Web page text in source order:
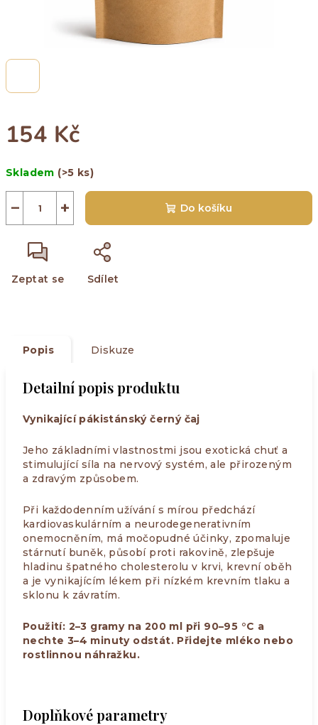
154 Kč
cena:
Skladem (>5 ks)
+
− Do košíku
Zeptat se Sdílet
Popis Diskuze
Detailní popis produktu
Vynikající pákistánský černý čaj
Jeho základními vlastnostmi jsou exotická chuť a
stimulující síla na nervový systém, ale přirozeným
a zdravým způsobem.
Při každodenním užívání s mírou předchází
kardiovaskulárním a neurodegenerativním
onemocněním, má močopudné účinky, zpomaluje
stárnutí buněk, působí proti rakovině, zlepšuje
hladinu špatného cholesterolu v krvi, krevní oběh
a je vynikajícím lékem při nízkém krevním tlaku a
sklonu k závratím.
Použití: 2–3 gramy na 200 ml při 90–95 °C a
nechte 3–4 minuty odstát. Přidejte mléko nebo
rostlinnou náhražku.
Doplňkové parametry